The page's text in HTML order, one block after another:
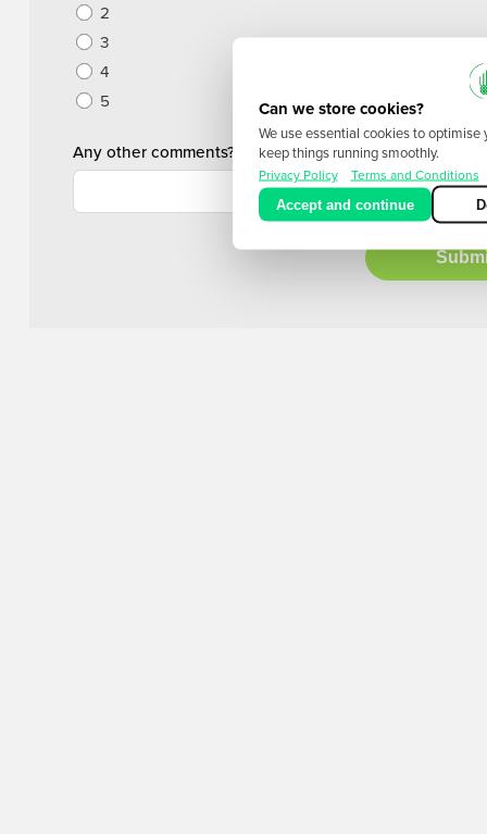
2
3
4
5
Any other comments?
Can we store cookies?
We use essential cookies to
keep things running smoothly.
Privacy Policy Terms and Conditions
Accept and continue